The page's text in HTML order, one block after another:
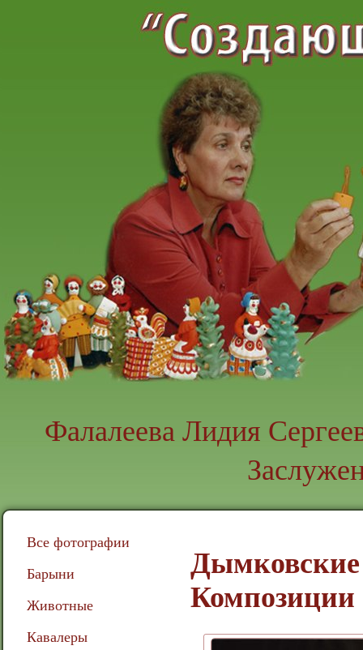
Фалалеева Лидия
Все фотографии
Барыни
Животные
Кавалеры
Композиции